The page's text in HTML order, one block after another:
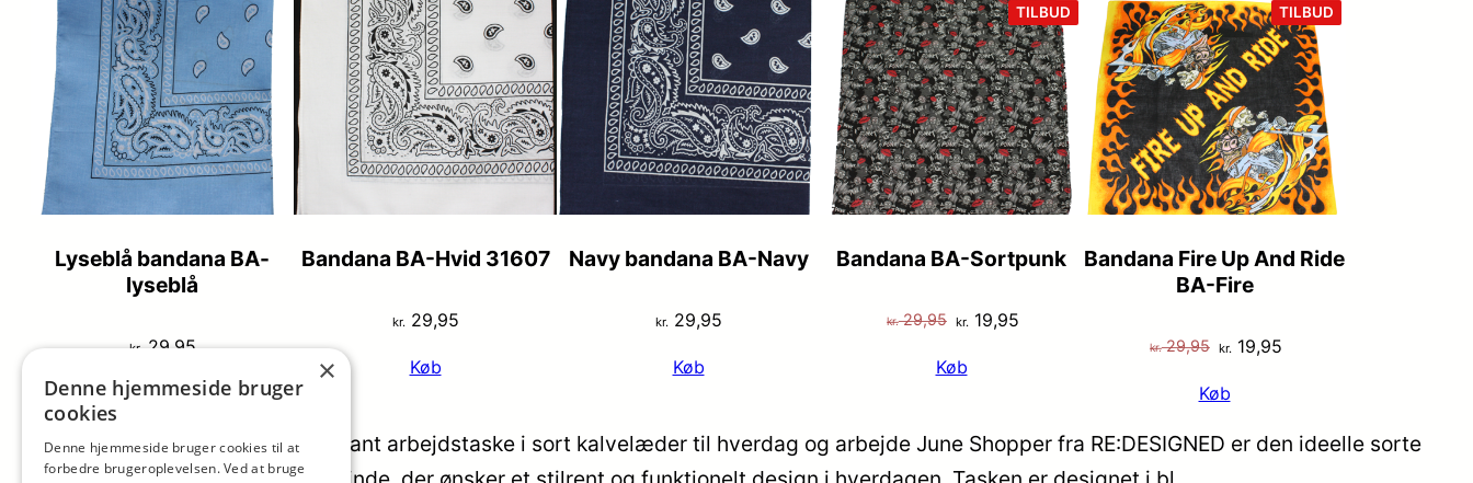
Lyseblå bandana BA-
lyseblå
kr.29,95
Køb
Bandana BA-Hvid 31607
kr.29,95
Køb
Navy bandana BA-Navy
kr.29,95
Køb
TILBUD VARE
PÅ
TILBUD
Bandana BA-Sortpunk
kr.29,95 Den
pris
kr. 29,95.
kr. 19,95
kr. 19,95.
Køb
TILBUD
PÅ
Bandana Fire Up And Ride
BA-Fire
kr.29,95 Den
pris
var:
kr. 19,95
er:
Køb
REDESIGNED June Shopper Elegant arbejdstaske i sort kalvelæder til hverdag og arbejde June Shopper fra RE:DESIGNED er den ideelle sorte
×
Denne hjemmeside bruger
cookies
Denne hjemmeside bruger cookies til at
forbedre brugeroplevelsen. Ved at bruge